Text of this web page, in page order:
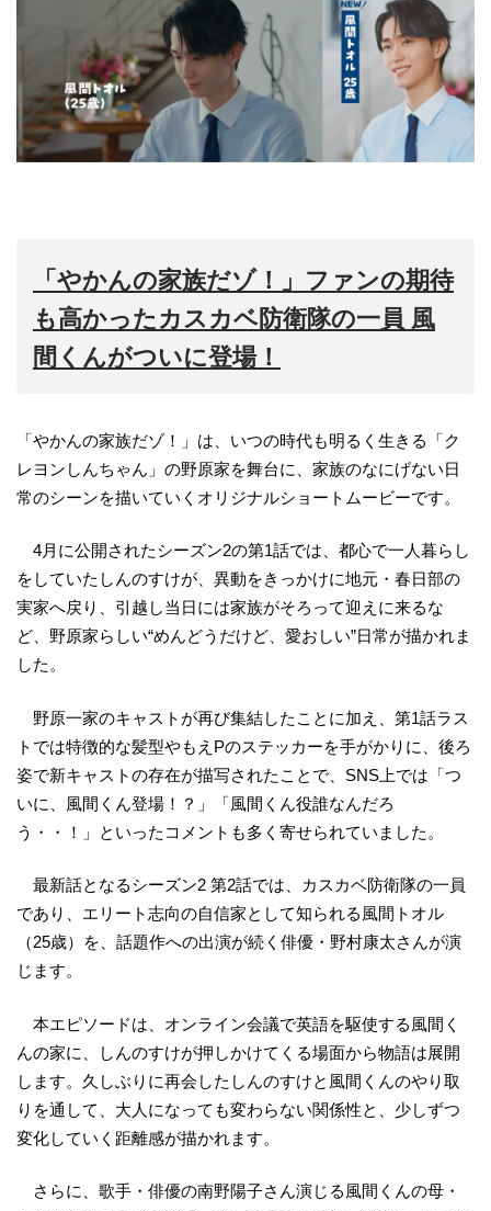
「やかんの家族だゾ！」ファンの期待
も高かったカスカベ防衛隊の一員 風
間くんがついに登場！
「やかんの家族だゾ！」は、いつの時代も明るく生きる「ク
レヨンしんちゃん」の野原家を舞台に、家族のなにげない日
常のシーンを描いていくオリジナルショートムービーです。
4月に公開されたシーズン2の第1話では、都心で一人暮らし
をしていたしんのすけが、異動をきっかけに地元・春日部の
実家へ戻り、引越し当日には家族がそろって迎えに来るな
ど、野原家らしい“めんどうだけど、愛おしい”日常が描かれま
した。
野原一家のキャストが再び集結したことに加え、第1話ラス
トでは特徴的な髪型やもえPのステッカーを手がかりに、後ろ
姿で新キャストの存在が描写されたことで、SNS上では「つ
いに、風間くん登場！？」「風間くん役誰なんだろ
う・・！」といったコメントも多く寄せられていました。
最新話となるシーズン2 第2話では、カスカベ防衛隊の一員
であり、エリート志向の自信家として知られる風間トオル
（25歳）を、話題作への出演が続く俳優・野村康太さんが演
じます。
本エピソードは、オンライン会議で英語を駆使する風間く
んの家に、しんのすけが押しかけてくる場面から物語は展開
します。久しぶりに再会したしんのすけと風間くんのやり取
りを通して、大人になっても変わらない関係性と、少しずつ
変化していく距離感が描かれます。
さらに、歌手・俳優の南野陽子さん演じる風間くんの母・